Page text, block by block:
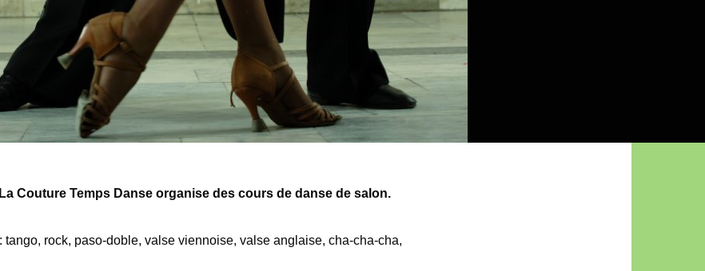
Couture Temps Danse organise des cours de danse de salon.
tango, rock, paso-doble, valse viennoise, valse anglaise, cha-cha-cha,